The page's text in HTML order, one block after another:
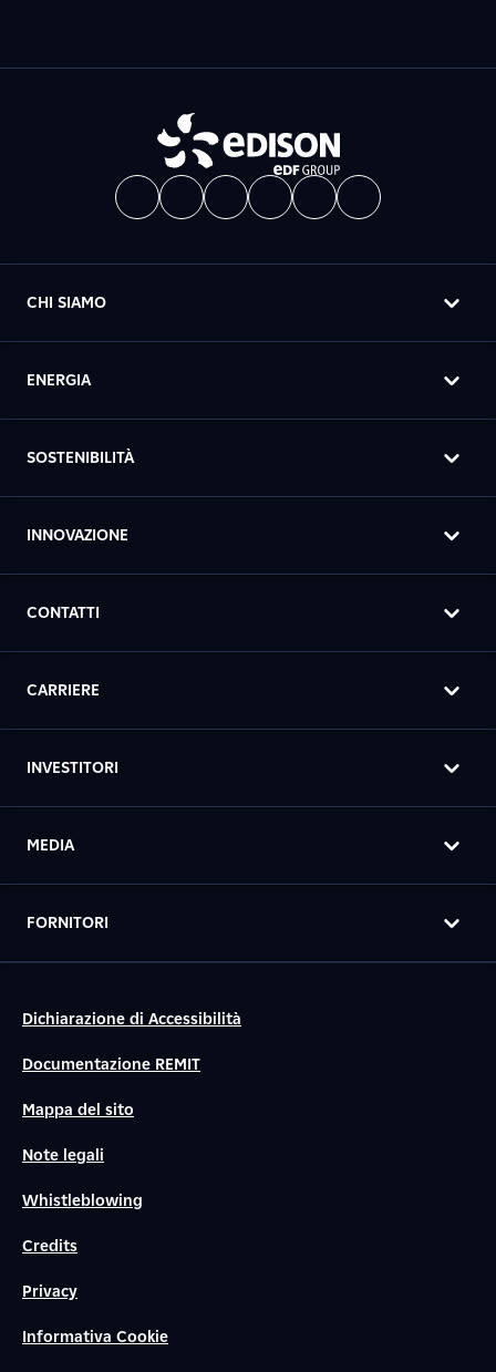
CHI SIAMO
ENERGIA
SOSTENIBILITÀ
INNOVAZIONE
CONTATTI
CARRIERE
INVESTITORI
MEDIA
FORNITORI
Dichiarazione di Accessibilità
Documentazione REMIT
Mappa del sito
Note legali
Whistleblowing
Credits
Privacy
Informativa Cookie